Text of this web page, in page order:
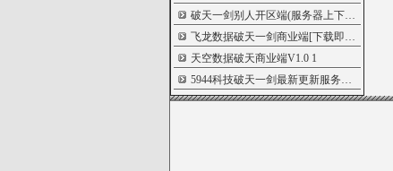
破天一剑别人开区端(服务器上下载...
飞龙数据破天一剑商业端[下载即可...
天空数据破天商业端V1.01
5944科技破天一剑最新更新服务端...